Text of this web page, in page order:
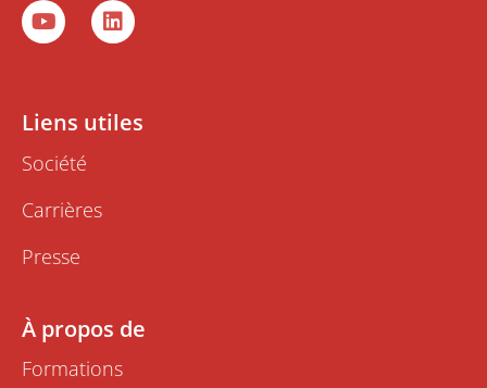
Y
o
u
b
e
L
i
n
d
i
Liens utiles
Société
Carrières
Presse
À propos de
Formations